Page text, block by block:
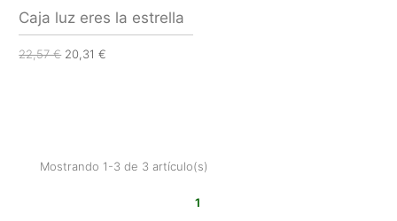
Caja luz eres la estrella
22,57 € 20,31 €
Mostrando 1-3 de 3 artículo(s)
1